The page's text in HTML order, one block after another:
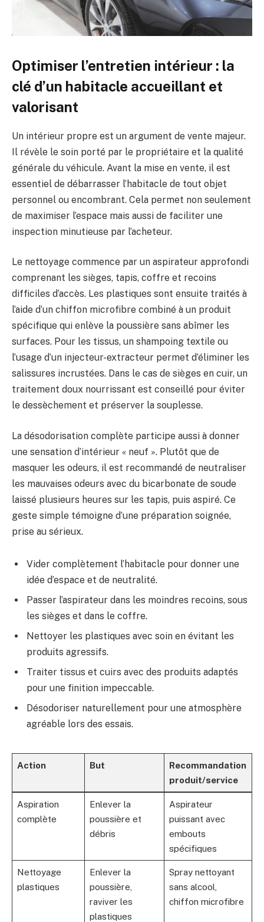
Optimiser l’entretien intérieur : la
clé d’un habitacle accueillant et
valorisant
Un intérieur propre est un argument de vente majeur.
Il révèle le soin porté par le propriétaire et la qualité
générale du véhicule. Avant la mise en vente, il est
essentiel de débarrasser l’habitacle de tout objet
personnel ou encombrant. Cela permet non seulement
de maximiser l’espace mais aussi de faciliter une
inspection minutieuse par l’acheteur.
Le nettoyage commence par un aspirateur approfondi
comprenant les sièges, tapis, coffre et recoins
difficiles d’accès. Les plastiques sont ensuite traités à
l’aide d’un chiffon microfibre combiné à un produit
spécifique qui enlève la poussière sans abîmer les
surfaces. Pour les tissus, un shampoing textile ou
l’usage d’un injecteur-extracteur permet d’éliminer les
salissures incrustées. Dans le cas de sièges en cuir, un
traitement doux nourrissant est conseillé pour éviter
le dessèchement et préserver la souplesse.
La désodorisation complète participe aussi à donner
une sensation d’intérieur « neuf ». Plutôt que de
masquer les odeurs, il est recommandé de neutraliser
les mauvaises odeurs avec du bicarbonate de soude
laissé plusieurs heures sur les tapis, puis aspiré. Ce
geste simple témoigne d’une préparation soignée,
prise au sérieux.
Vider complètement l’habitacle pour donner une
idée d’espace et de neutralité.
Passer l’aspirateur dans les moindres recoins, sous
les sièges et dans le coffre.
Nettoyer les plastiques avec soin en évitant les
produits agressifs.
Traiter tissus et cuirs avec des produits adaptés
pour une finition impeccable.
Désodoriser naturellement pour une atmosphère
agréable lors des essais.
Action But
Recommandation
produit/service
Aspiration
complète
Enlever la
poussière et
débris
Aspirateur
puissant avec
embouts
spécifiques
Nettoyage
plastiques
Enlever la
poussière,
raviver les
plastiques
Spray nettoyant
sans alcool,
chiffon microfibre